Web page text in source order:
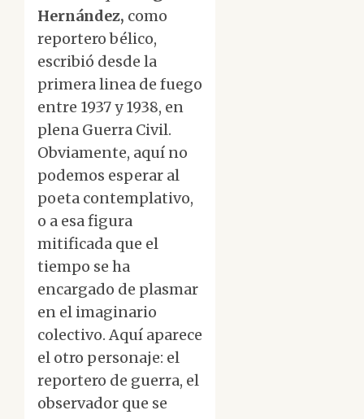
Hernández, como
reportero bélico,
escribió desde la
primera linea de fuego
entre 1937 y 1938, en
plena Guerra Civil.
Obviamente, aquí no
podemos esperar al
poeta contemplativo,
o a esa figura
mitificada que el
tiempo se ha
encargado de plasmar
en el imaginario
colectivo. Aquí aparece
el otro personaje: el
reportero de guerra, el
observador que se